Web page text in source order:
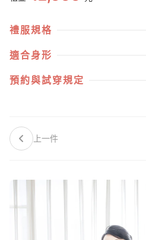
禮服規格
適合身形
預約與試穿規定
上一件